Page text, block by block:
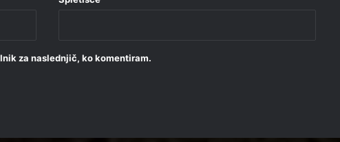
za naslednjič, ko komentiram.